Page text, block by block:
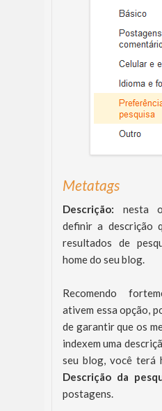
Metatags
Descrição: nesta
definir a descrição
resultados de
home do seu blog.
Recomendo
ativem essa opção,
de garantir que os
indexem uma
seu blog, você terá
Descrição da
postagens.